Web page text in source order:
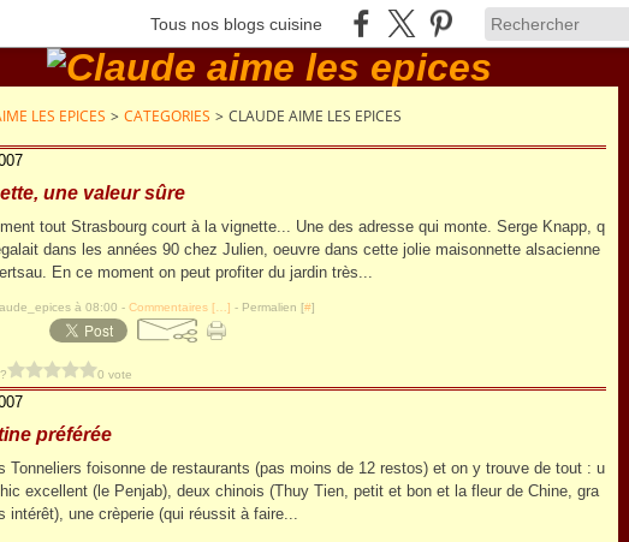
Tous nos blogs cuisine
LES EPICES > CATEGORIES > CLAUDE AIME LES EPICES
une valeur sûre
tout Strasbourg court à la vignette... Une des adresse qui monte. Serge Knapp, q
dans les années 90 chez Julien, oeuvre dans cette jolie maisonnette alsacienne
En ce moment on peut profiter du jardin très...
à 08:00 - Commentaires [ ] - Permalien [#]
0 vote
préférée
Tonneliers foisonne de restaurants (pas moins de 12 restos) et on y trouve de tout : u
excellent (le Penjab), deux chinois (Thuy Tien, petit et bon et la fleur de Chine, gra
intérêt), une crèperie (qui réussit à faire...